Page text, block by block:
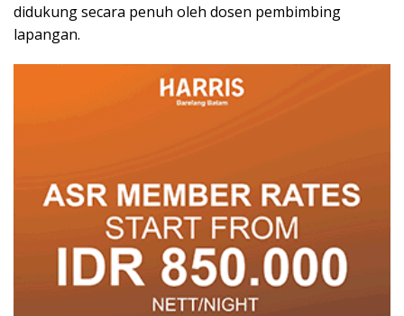
didukung secara penuh oleh dosen pembimbing
lapangan.